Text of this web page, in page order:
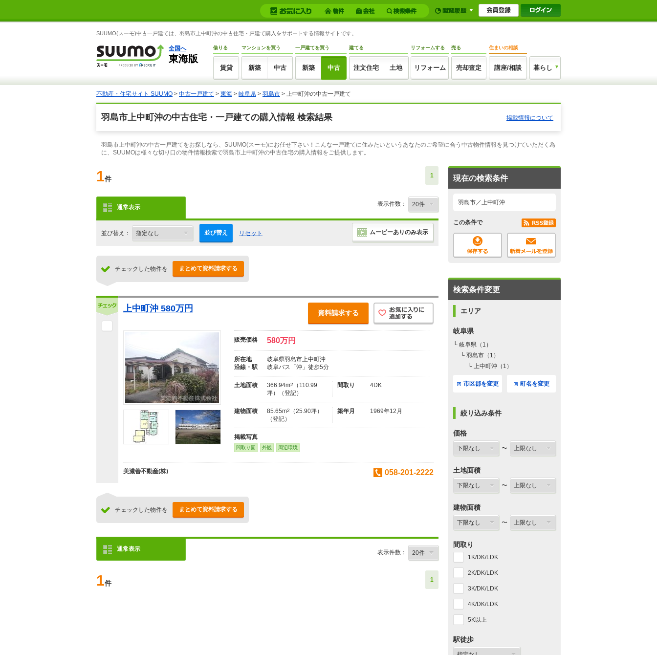
SUUMO(スーモ)中古一戸建ては、羽島市上中町沖の中古住宅・戸建て購入をサポートする情報サイトです。
全国へ
東海版
借りる
賃貸
マンションを買う
新築 中古
一戸建てを買う
新築 中古
建てる
注文住宅 土地
リフォームする
リフォーム
売る
売却査定
住まいの相談
講座/相談 暮らし
不動産・住宅サイト SUUMO > 中古一戸建て > 東海 > 岐阜県 > 羽島市 > 上中町沖の中古一戸建て
羽島市上中町沖の中古住宅・一戸建ての購入情報 検索結果 掲載情報について
羽島市上中町沖の中古一戸建てをお探しなら、SUUMO(スーモ)にお任せ下さい！こんな一戸建てに住みたいというあなたのご希望に合う中古物件情報を見つけていただく為
に、SUUMOは様々な切り口の物件情報検索で羽島市上中町沖の中古住宅の購入情報をご提供します。
1件 1
通常表示 表示件数：
並び替え： 並び替え リセット ムービーありのみ表示
チェックした物件を まとめて資料請求する
上中町沖 580万円 資料請求する
販売価格 580万円
所在地
岐阜県羽島市上中町沖
沿線・駅
岐阜バス「沖」徒歩5分
土地面積 366.94m2
（110.99
坪）（登記）
間取り 4DK
建物面積 85.65m2
（25.90坪）
（登記）
築年月 1969年12月
掲載写真
間取り図 外観 周辺環境
美濃善不動産(株) 058-201-2222
チェックした物件を まとめて資料請求する
通常表示 表示件数：
1件 1
現在の検索条件
羽島市／上中町沖
この条件で
検索条件変更
エリア
岐阜県
└ 岐阜県（1）
└ 羽島市（1）
└ 上中町沖（1）
市区郡を変更 町名を変更
絞り込み条件
価格
〜
土地面積
〜
建物面積
〜
間取り
1K/DK/LDK
2K/DK/LDK
3K/DK/LDK
4K/DK/LDK
5K以上
駅徒歩